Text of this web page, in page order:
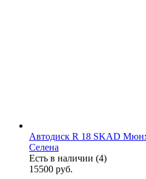
Автодиск R 18 SKAD
Селена
Есть в наличии (4)
15500 руб.